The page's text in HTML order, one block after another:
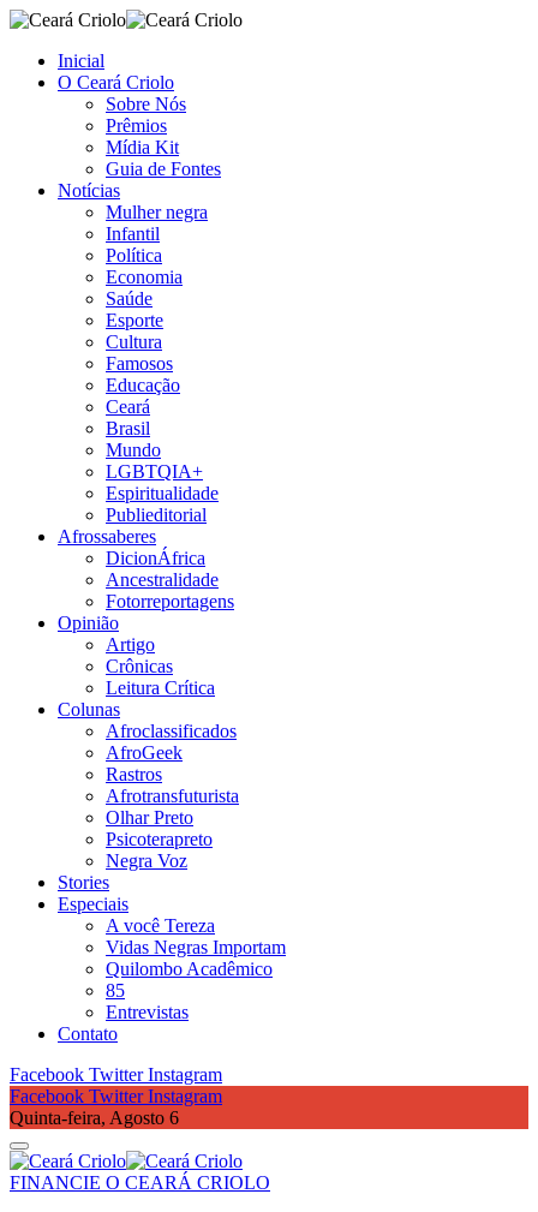
Inicial
O Ceará Criolo
Sobre Nós
Prêmios
Mídia Kit
Guia de Fontes
Notícias
Mulher negra
Infantil
Política
Economia
Saúde
Esporte
Cultura
Famosos
Educação
Ceará
Brasil
Mundo
LGBTQIA+
Espiritualidade
Publieditorial
Afrossaberes
DicionÁfrica
Ancestralidade
Fotorreportagens
Opinião
Artigo
Crônicas
Leitura Crítica
Colunas
Afroclassificados
AfroGeek
Rastros
Afrotransfuturista
Olhar Preto
Psicoterapreto
Negra Voz
Stories
Especiais
A você Tereza
Vidas Negras Importam
Quilombo Acadêmico
85
Entrevistas
Contato
Facebook Twitter Instagram
Facebook Twitter Instagram
Quinta-feira, Agosto 6
FINANCIE O CEARÁ CRIOLO